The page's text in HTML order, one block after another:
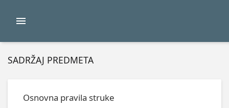
SADRŽAJ PREDMETA
Osnovna pravila struke